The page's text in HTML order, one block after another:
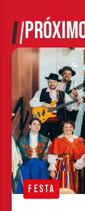
FESTA